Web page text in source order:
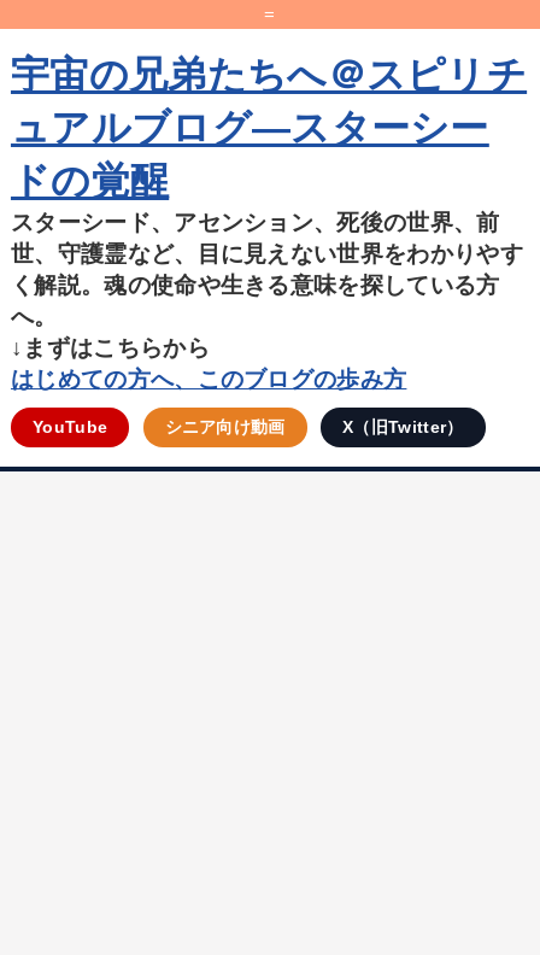
=
宇宙の兄弟たちへ＠スピリチ
ュアルブログ―スターシー
ドの覚醒
スターシード、アセンション、死後の世界、前
世、守護霊など、目に見えない世界をわかりやす
く解説。魂の使命や生きる意味を探している方
へ。
↓まずはこちらから
はじめての方へ、このブログの歩み方
YouTube シニア向け動画 X（旧Twitter）